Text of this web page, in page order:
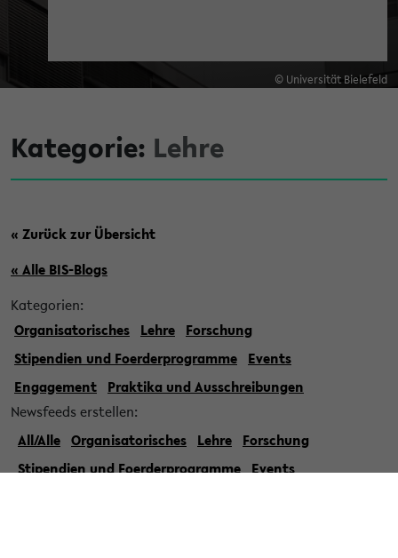
© Universität Bielefeld
Kategorie: Lehre
« Zurück zur Übersicht
« Alle BIS-Blogs
Kategorien:
Organisatorisches Lehre Forschung
Stipendien und Foerderprogramme Events
Engagement Praktika und Ausschreibungen
Newsfeeds erstellen:
All/Alle Organisatorisches Lehre Forschung
Stipendien und Foerderprogramme Events